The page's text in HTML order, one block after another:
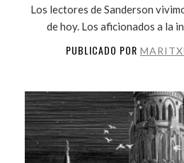
Los lectores de Sanderson
de hoy. Los aficionados a la
PUBLICADO POR